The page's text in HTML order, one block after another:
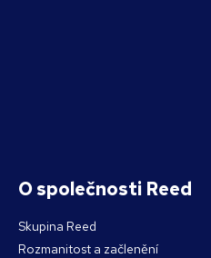
O společnosti Reed
Skupina Reed
Rozmanitost a začlenění